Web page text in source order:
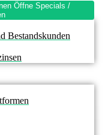
Öffne Specials /
Bestandskunden